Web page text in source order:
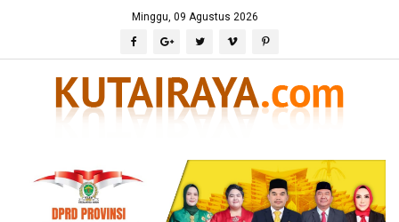
Minggu, 09 Agustus 2026